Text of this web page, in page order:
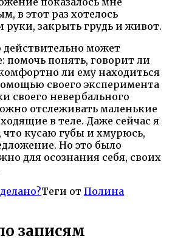
в этот раз хотелось
руки, закрыть грудь и живот.
действительно может
помочь понять, говорит ли
ли ему находиться
своего эксперимента
своего невербального
отслеживать маленькие
в теле. Даже сейчас я
что кусаю губы и хмурюсь,
Но это было
для осознания себя, своих
Теги от Полина
записям